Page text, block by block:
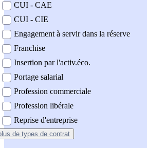
CUI - CAE
CUI - CIE
Engagement à servir dans la réserve
Franchise
Insertion par l'activ.éco.
Portage salarial
Profession commerciale
Profession libérale
Reprise d'entreprise
de types de contrat